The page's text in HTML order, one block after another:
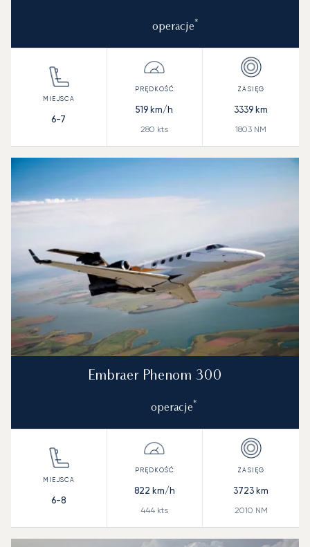
operacje*
6-7
519 km/h
280 kts
3339 km
1803 NM
Embraer Phenom 300
operacje*
6-8
822 km/h
444 kts
3723 km
2010 NM